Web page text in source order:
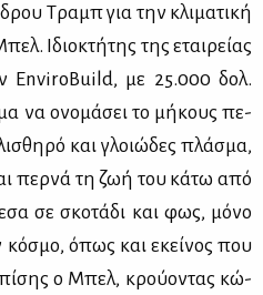
Τραμπ για την κλι­μα­τι­κή
Ιδιο­κτή­της της εται­ρεί­ας
EnviroBuild, με 25.000 δολ.
να ονο­μά­σει το μή­κους πε­
και γλοιώ­δες πλά­σμα,
περ­νά τη ζωή του κά­τω από
σε σκο­τά­δι και φως, μό­νο
όπως και εκεί­νος που
ο Μπελ, κρού­ο­ντας κώ­